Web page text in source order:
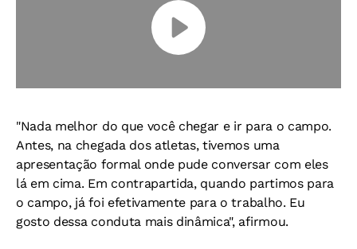
"Nada melhor do que você chegar e ir para o campo.
Antes, na chegada dos atletas, tivemos uma
apresentação formal onde pude conversar com eles
lá em cima. Em contrapartida, quando partimos para
o campo, já foi efetivamente para o trabalho. Eu
gosto dessa conduta mais dinâmica", afirmou.